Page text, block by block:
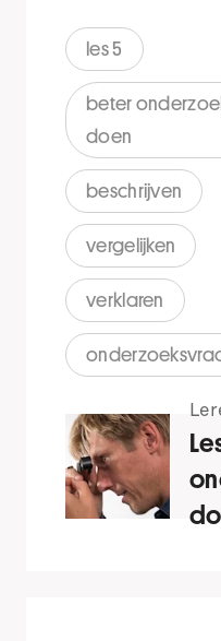
les 5
beter
doen
beschrijven
vergelijken
verklaren